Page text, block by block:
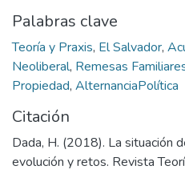
Palabras clave
Teoría y Praxis, El Salvador,
Neoliberal, Remesas
Propiedad, AlternanciaPolítica
Citación
Dada, H. (2018). La situación
evolución y retos. Revista